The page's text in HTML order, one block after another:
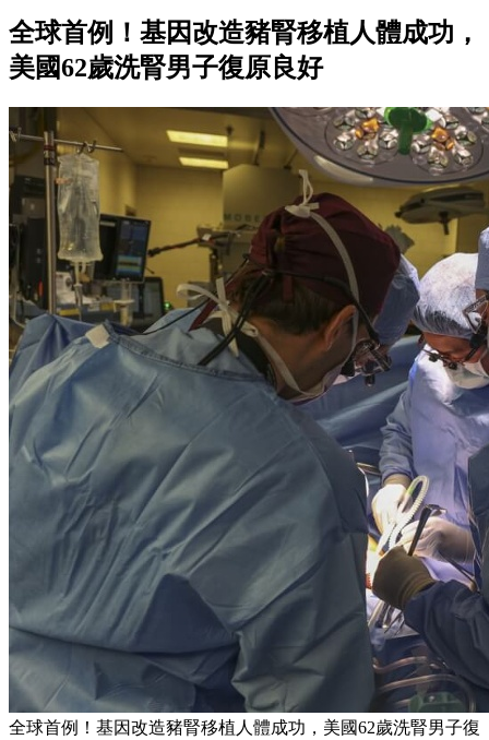
全球首例！基因改造豬腎移植人體成功，
美國62歲洗腎男子復原良好
全球首例！基因改造豬腎移植人體成功，美國62歲洗腎男子復